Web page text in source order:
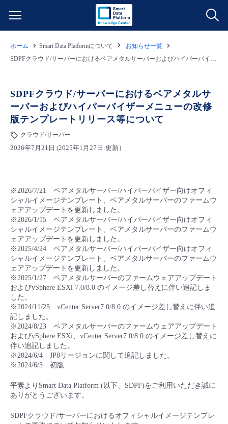
クラウド/サーバー
ネットワーク
モニタリング/監査
サポート
管理機能
すべてのメニューを見る
データ利活用
クラウド/サーバー
IoT
モニタリング/監査
サポート
管理機能
すべてのメニューを見る
料金情報
料金シミュレーター
クラウド/サーバー
ネットワーク
IoT
モニタリング/監査
サポート
すべてのメニューを見る
ご利用開始ガイド
- 管理機能
■ セットアップガイド
- 新規お申し込み方法
- 初期設定・確認
- ユーザー機能の管理
- 登録情報の管理
■ 基本構築ガイド
- バックアップ
- セキュリティ・監査
- データと分析
- IoT
- マルチクラウド利用
- リモートワーク
- ITインフラストラクチャー
- その他
故障/メンテナンス情報
サービス稼働状況
故障/メンテナンス履歴
メンテナンス予定
定期メンテナンス
パートナー
販売パートナー向けプログラム
協業パートナー
トレーニング/操作動画
脱炭素化
ホーム Smart Data Platformについて
お知らせ一覧
SDPFクラウド/サーバーにおけるベアメタルサーバーおよびハイパーバイザーメニューの改修版テンプレートリリース等について
SDPFクラウド/サーバーにおけるベアメタルサ
ーバーおよびハイパーバイザーメニューの改修
版テンプレートリリース等について
クラウド/サーバー
2026年7月21日 (2025年1月27日:更新）
※2026/7/21 ベアメタルサーバー/ハイパーバイザー向けオフィ
シャルイメージテンプレート、ベアメタルサーバーのファームウ
ェアアップデートを更新しました。
※2026/1/15 ベアメタルサーバー/ハイパーバイザー向けオフィ
シャルイメージテンプレート、ベアメタルサーバーのファームウ
ェアアップデートを更新しました。
※2025/4/24 ベアメタルサーバー/ハイパーバイザー向けオフィ
シャルイメージテンプレート、ベアメタルサーバーのファームウ
ェアアップデートを更新しました。
※2025/1/27 ベアメタルサーバーのファームウェアアップデート
およびvSphere ESXi 7.0/8.0 のイメージ差し替えに伴い追記しま
した。
※2024/11/25 vCenter Server7.0/8.0 のイメージ差し替えに伴い追
記しました。
※2024/8/23 ベアメタルサーバーのファームウェアアップデート
およびvSphere ESXi、vCenter Server7.0/8.0 のイメージ差し替えに
伴い追記しました。
※2024/6/4 JP8リージョンに関して追記しました。
※2024/6/3 初版
平素よりSmart Data Platform (以下、SDPF)をご利用いただき誠に
ありがとうございます。
SDPFクラウド/サーバーにおけるオフィシャルイメージテンプレ